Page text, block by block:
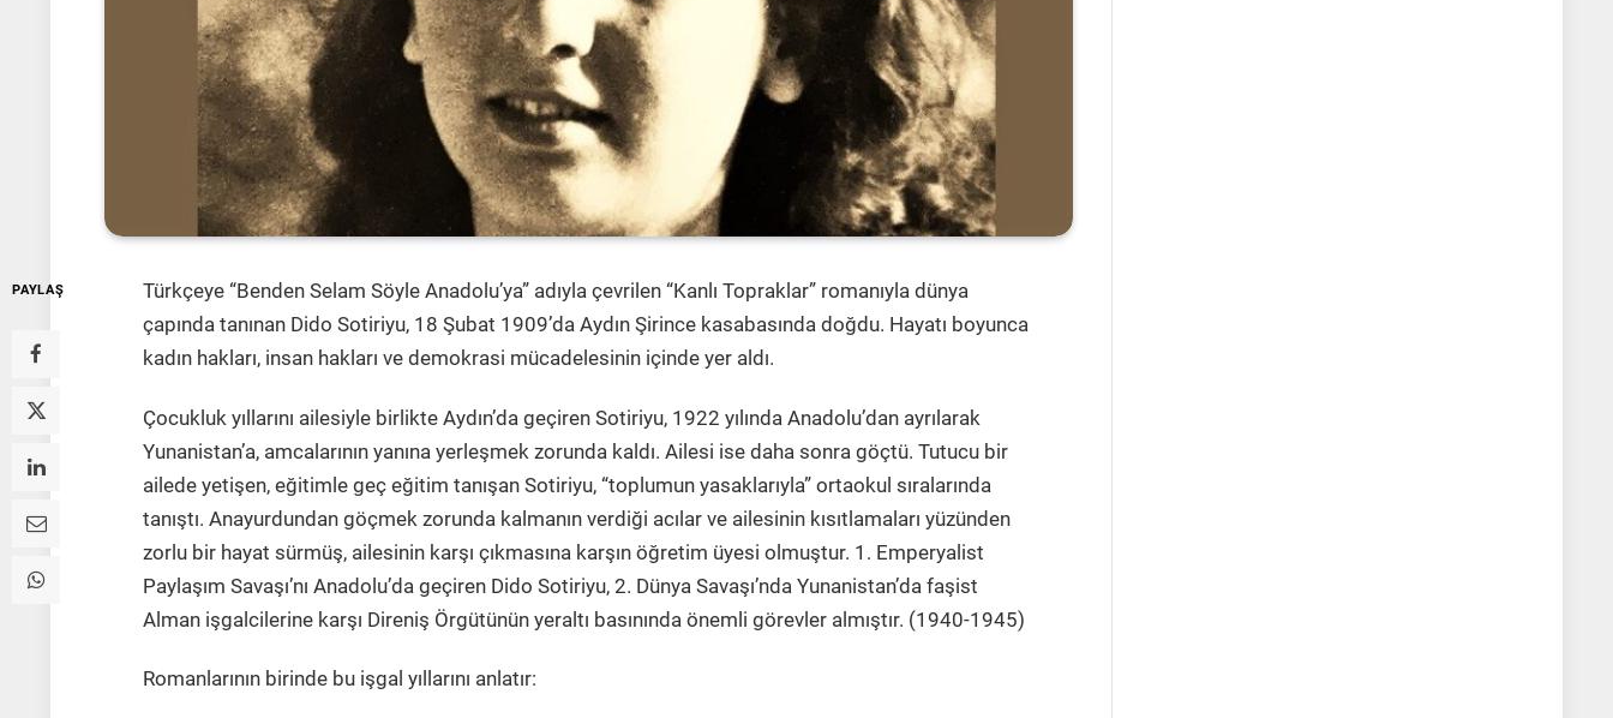
PAYLAŞ
Türkçeye “Benden Selam Söyle Anadolu’ya” adıyla çevrilen “Kanlı Topraklar” romanıyla dünya
çapında tanınan Dido Sotiriyu, 18 Şubat 1909’da Aydın Şirince kasabasında doğdu. Hayatı boyunca
kadın hakları, insan hakları ve demokrasi mücadelesinin içinde yer aldı.
Çocukluk yıllarını ailesiyle birlikte Aydın’da geçiren Sotiriyu, 1922 yılında Anadolu’dan ayrılarak
Yunanistan’a, amcalarının yanına yerleşmek zorunda kaldı. Ailesi ise daha sonra göçtü. Tutucu bir
ailede yetişen, eğitimle geç eğitim tanışan Sotiriyu, “toplumun yasaklarıyla” ortaokul sıralarında
tanıştı. Anayurdundan göçmek zorunda kalmanın verdiği acılar ve ailesinin kısıtlamaları yüzünden
zorlu bir hayat sürmüş, ailesinin karşı çıkmasına karşın öğretim üyesi olmuştur. 1. Emperyalist
Paylaşım Savaşı’nı Anadolu’da geçiren Dido Sotiriyu, 2. Dünya Savaşı’nda Yunanistan’da faşist
Alman işgalcilerine karşı Direniş Örgütünün yeraltı basınında önemli görevler almıştır. (1940-1945)
Romanlarının birinde bu işgal yıllarını anlatır: